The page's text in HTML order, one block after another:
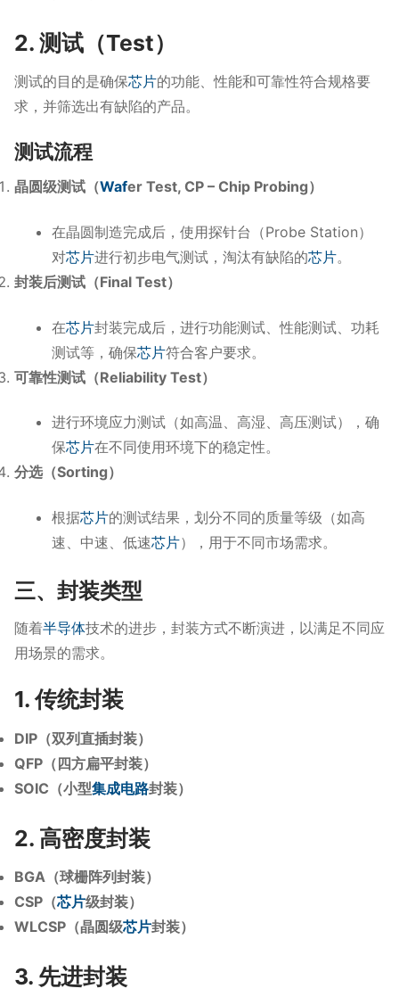
2. 测试（Test）
测试的目的是确保芯片的功能、性能和可靠性符合规格要
求，并筛选出有缺陷的产品。
测试流程
晶圆级测试（Wafer Test, CP – Chip Probing）
在晶圆制造完成后，使用探针台（Probe Station）
对芯片进行初步电气测试，淘汰有缺陷的芯片。
封装后测试（Final Test）
在芯片封装完成后，进行功能测试、性能测试、功耗
测试等，确保芯片符合客户要求。
可靠性测试（Reliability Test）
进行环境应力测试（如高温、高湿、高压测试），确
保芯片在不同使用环境下的稳定性。
分选（Sorting）
根据芯片的测试结果，划分不同的质量等级（如高
速、中速、低速芯片），用于不同市场需求。
三、封装类型
随着半导体技术的进步，封装方式不断演进，以满足不同应
用场景的需求。
1. 传统封装
DIP（双列直插封装）
QFP（四方扁平封装）
SOIC（小型集成电路封装）
2. 高密度封装
BGA（球栅阵列封装）
CSP（芯片级封装）
WLCSP（晶圆级芯片封装）
3. 先进封装